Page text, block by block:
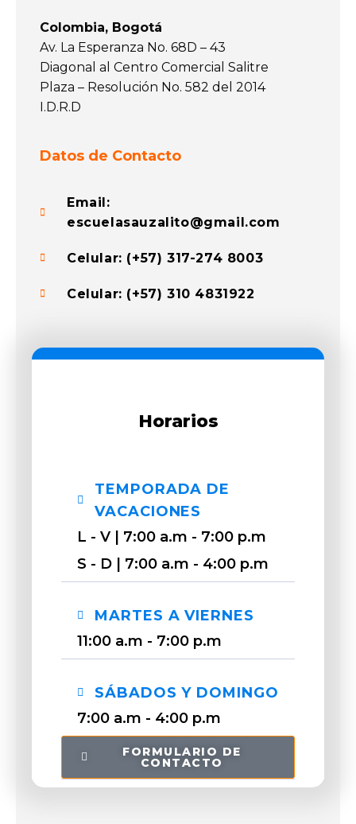
Colombia, Bogotá
Av. La Esperanza No. 68D – 43
Diagonal al Centro Comercial Salitre
Plaza – Resolución No. 582 del 2014
I.D.R.D
Datos de Contacto
Email:
escuelasauzalito@gmail.com
Celular: (+57) 317-274 8003
Celular: (+57) 310 4831922
Horarios
TEMPORADA DE
VACACIONES
L - V | 7:00 a.m - 7:00 p.m
S - D | 7:00 a.m - 4:00 p.m
MARTES A VIERNES
11:00 a.m - 7:00 p.m
SÁBADOS Y DOMINGO
7:00 a.m - 4:00 p.m
FORMULARIO DE
CONTACTO